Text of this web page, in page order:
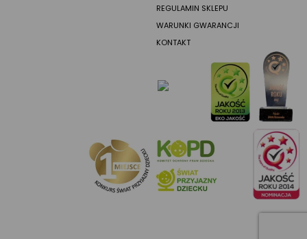
REGULAMIN SKLEPU
WARUNKI GWARANCJI
KONTAKT